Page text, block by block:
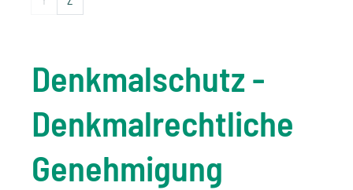
Denkmalschutz -
Denkmalrechtliche
Genehmigung